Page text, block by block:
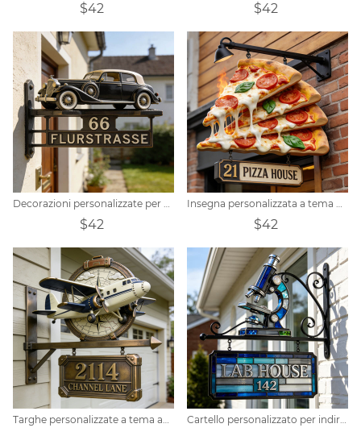
$42 $42
Decorazioni personalizzate per cartelli con indirizzo a tema auto d'epoca
$42
Insegna personalizzata a tema pizzeria
$42
Targhe personalizzate a tema aereo retrò Cartello personalizzato per indirizzo a tema laboratorio con microscopio e vetrata colorata.